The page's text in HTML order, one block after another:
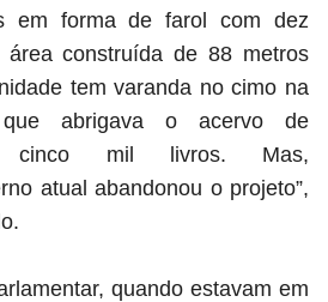
em forma de farol com dez
construída de 88 metros
tem varanda no cimo na
abrigava o acervo de
cinco mil livros. Mas,
atual abandonou o projeto”,
quando estavam em